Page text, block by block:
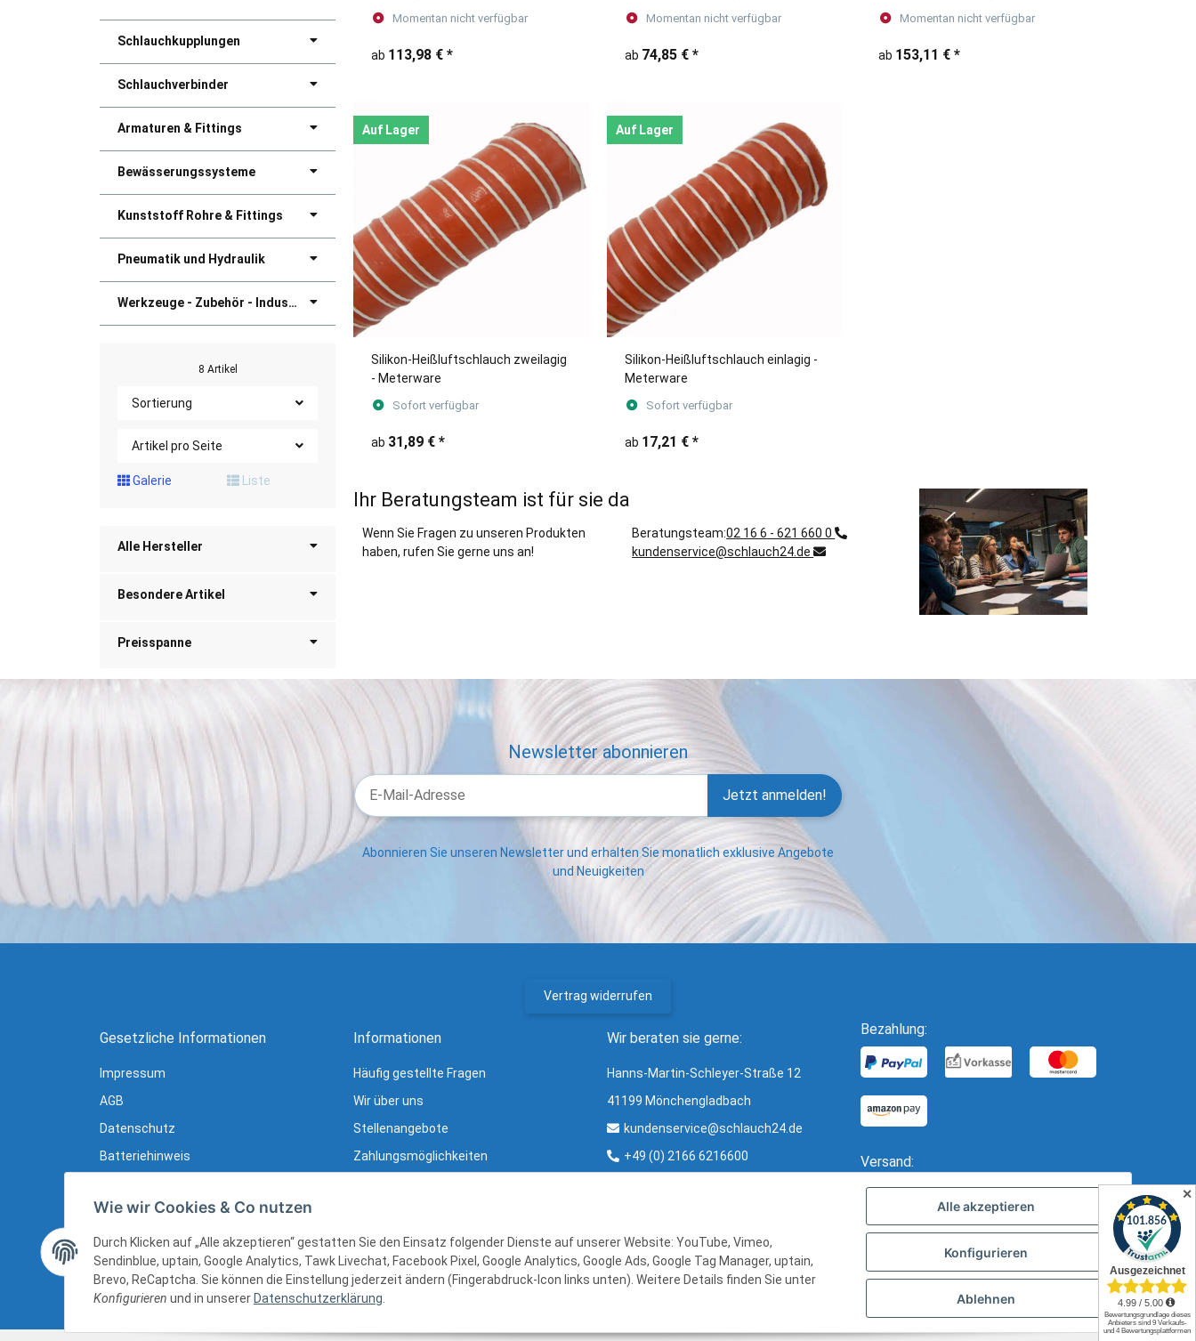
Schlauchkupplungen
Schlauchverbinder
Armaturen & Fittings
Bewässerungssysteme
Kunststoff Rohre & Fittings
Pneumatik und Hydraulik
Werkzeuge - Zubehör - Industriebedarf
8 Artikel
Sortierung
Artikel pro Seite
Galerie Liste
Alle Hersteller
Besondere Artikel
Preisspanne
Momentan nicht verfügbar
ab 113,98 € *
Momentan nicht verfügbar
ab 74,85 € *
Momentan nicht verfügbar
ab 153,11 € *
Auf Lager
Silikon-Heißluftschlauch zweilagig
- Meterware
Sofort verfügbar
ab 31,89 € *
Auf Lager
Silikon-Heißluftschlauch einlagig -
Meterware
Sofort verfügbar
ab 17,21 € *
Ihr Beratungsteam ist für sie da
Wenn Sie Fragen zu unseren Produkten
haben, rufen Sie gerne uns an!
Beratungsteam:02 16 6 - 621 660 0
kundenservice@schlauch24.de
Newsletter abonnieren
Jetzt anmelden!
Abonnieren Sie unseren Newsletter und erhalten Sie monatlich exklusive Angebote
und Neuigkeiten
Vertrag widerrufen
Gesetzliche Informationen
Impressum
AGB
Datenschutz
Batteriehinweis
Widerrufsrecht
Widerrufsrecht (B2B)
Sitemap
Informationen
Häufig gestellte Fragen
Wir über uns
Stellenangebote
Zahlungsmöglichkeiten
Ratgeber & Glossar
Wir beraten sie gerne:
Hanns-Martin-Schleyer-Straße 12
41199 Mönchengladbach
kundenservice@schlauch24.de
+49 (0) 2166 6216600
Mo - Fr: 8:00 - 16:00 Uhr
Bezahlung:
Versand:
Wie wir Cookies & Co nutzen
Durch Klicken auf „Alle akzeptieren“ gestatten Sie den Einsatz folgender Dienste auf unserer Website: YouTube, Vimeo,
Sendinblue, uptain, Google Analytics, Tawk Livechat, Facebook Pixel, Google Analytics, Google Ads, Google Tag Manager, uptain,
Brevo, ReCaptcha. Sie können die Einstellung jederzeit ändern (Fingerabdruck-Icon links unten). Weitere Details finden Sie unter
Konfigurieren und in unserer Datenschutzerklärung.
Alle akzeptieren
Konfigurieren
Ablehnen
✕